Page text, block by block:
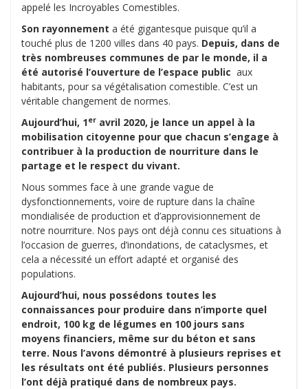
appelé les Incroyables Comestibles.
Son rayonnement a été gigantesque puisque qu’il a
touché plus de 1200 villes dans 40 pays. Depuis, dans de
très nombreuses communes de par le monde, il a
été autorisé l’ouverture de l’espace public aux
habitants, pour sa végétalisation comestible. C’est un
véritable changement de normes.
Aujourd’hui, 1er avril 2020, je lance un appel à la
mobilisation citoyenne pour que chacun s’engage à
contribuer à la production de nourriture dans le
partage et le respect du vivant.
Nous sommes face à une grande vague de
dysfonctionnements, voire de rupture dans la chaîne
mondialisée de production et d’approvisionnement de
notre nourriture. Nos pays ont déjà connu ces situations à
l’occasion de guerres, d’inondations, de cataclysmes, et
cela a nécessité un effort adapté et organisé des
populations.
Aujourd’hui, nous possédons toutes les
connaissances pour produire dans n’importe quel
endroit, 100 kg de légumes en 100 jours sans
moyens financiers, même sur du béton et sans
terre. Nous l’avons démontré à plusieurs reprises et
les résultats ont été publiés. Plusieurs personnes
l’ont déjà pratiqué dans de nombreux pays.